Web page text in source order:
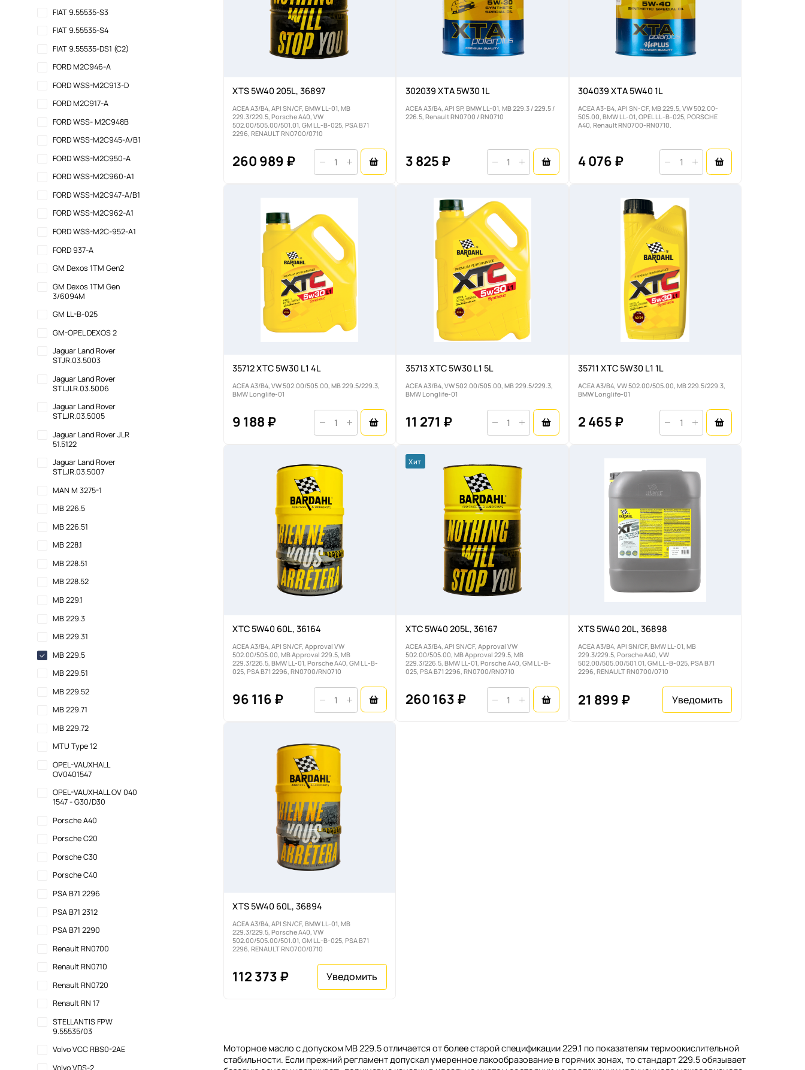
FIAT 9.55535-S3
FIAT 9.55535-S4
FIAT 9.55535-DS1 (C2)
FORD M2C946-A
FORD WSS-M2C913-D
FORD M2C917-A
FORD WSS- M2C948B
FORD WSS-M2C945-A/B1
FORD WSS-M2C950-A
FORD WSS-M2C960-A1
FORD WSS-M2C947-A/B1
FORD WSS-M2C962-A1
FORD WSS-M2C-952-A1
FORD 937-A
GM Dexos 1TM Gen2
GM Dexos 1TM Gen
3/6094M
GM LL-B-025
GM-OPEL DEXOS 2
Jaguar Land Rover
STJR.03.5003
Jaguar Land Rover
STLJLR.03.5006
Jaguar Land Rover
STLJR.03.5005
Jaguar Land Rover JLR
51.5122
Jaguar Land Rover
STLJR.03.5007
MAN M 3275-1
MB 226.5
MB 226.51
MB 228.1
MB 228.51
MB 228.52
MB 229.1
MB 229.3
MB 229.31
MB 229.5
MB 229.51
MB 229.52
MB 229.71
MB 229.72
MTU Type 12
OPEL-VAUXHALL
OV0401547
OPEL-VAUXHALL OV 040
1547 - G30/D30
Porsche A40
Porsche C20
Porsche C30
Porsche C40
PSA B71 2296
PSA B71 2312
PSA B71 2290
Renault RN0700
Renault RN0710
Renault RN0720
Renault RN 17
STELLANTIS FPW
9.55535/03
Volvo VCC RBS0-2AE
Volvo VDS-2
XTS 5W40 205L, 36897
ACEA A3/B4, API SN/CF, BMW LL-01, MB
229.3/229.5, Porsche A40, VW
502.00/505.00/501.01, GM LL-B-025, PSA B71
2296, RENAULT RN0700/0710
260 989 ₽
302039 XTA 5W30 1L
ACEA A3/B4, API SP, BMW LL-01, MB 229.3 / 229.5 /
226.5, Renault RN0700 / RN0710
3 825 ₽
304039 XTA 5W40 1L
ACEA A3-B4, API SN-CF, MB 229.5, VW 502.00-
505.00, BMW LL-01, OPEL LL-B-025, PORSCHE
A40, Renault RN0700-RN0710.
4 076 ₽
35712 XTC 5W30 L1 4L
ACEA A3/B4, VW 502.00/505.00, MB 229.5/229.3,
BMW Longlife-01
9 188 ₽
35713 XTC 5W30 L1 5L
ACEA A3/B4, VW 502.00/505.00, MB 229.5/229.3,
BMW Longlife-01
11 271 ₽
35711 XTC 5W30 L1 1L
ACEA A3/B4, VW 502.00/505.00, MB 229.5/229.3,
BMW Longlife-01
2 465 ₽
XTC 5W40 60L, 36164
ACEA A3/B4, API SN/CF, Approval VW
502.00/505.00, MB Approval 229.5, MB
229.3/226.5, BMW LL-01, Porsche A40, GM LL-B-
025, PSA B71 2296, RN0700/RN0710
96 116 ₽
Хит
XTC 5W40 205L, 36167
ACEA A3/B4, API SN/CF, Approval VW
502.00/505.00, MB Approval 229.5, MB
229.3/226.5, BMW LL-01, Porsche A40, GM LL-B-
025, PSA B71 2296, RN0700/RN0710
260 163 ₽
XTS 5W40 20L, 36898
ACEA A3/B4, API SN/CF, BMW LL-01, MB
229.3/229.5, Porsche A40, VW
502.00/505.00/501.01, GM LL-B-025, PSA B71
2296, RENAULT RN0700/0710
21 899 ₽
XTS 5W40 60L, 36894
ACEA A3/B4, API SN/CF, BMW LL-01, MB
229.3/229.5, Porsche A40, VW
502.00/505.00/501.01, GM LL-B-025, PSA B71
2296, RENAULT RN0700/0710
112 373 ₽
Моторное масло с допуском MB 229.5 отличается от более старой спецификации 229.1 по показателям термоокислительной
стабильности. Если прежний регламент допускал умеренное лакообразование в горячих зонах, то стандарт 229.5 обязывает